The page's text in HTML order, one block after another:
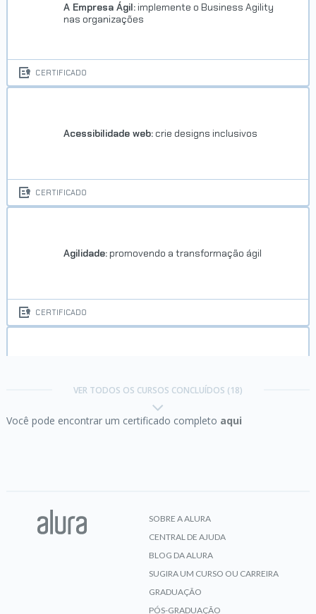
A Empresa Ágil: implemente o Business Agility
nas organizações
CERTIFICADO
Acessibilidade web: crie designs inclusivos
CERTIFICADO
Agilidade: promovendo a transformação ágil
CERTIFICADO
Ciclo de vida do produto:projetos e processos do
VER TODOS OS CURSOS CONCLUÍDOS (18)
Você pode encontrar um certificado completo aqui
SOBRE A ALURA
CENTRAL DE AJUDA
BLOG DA ALURA
SUGIRA UM CURSO OU CARREIRA
GRADUAÇÃO
PÓS-GRADUAÇÃO